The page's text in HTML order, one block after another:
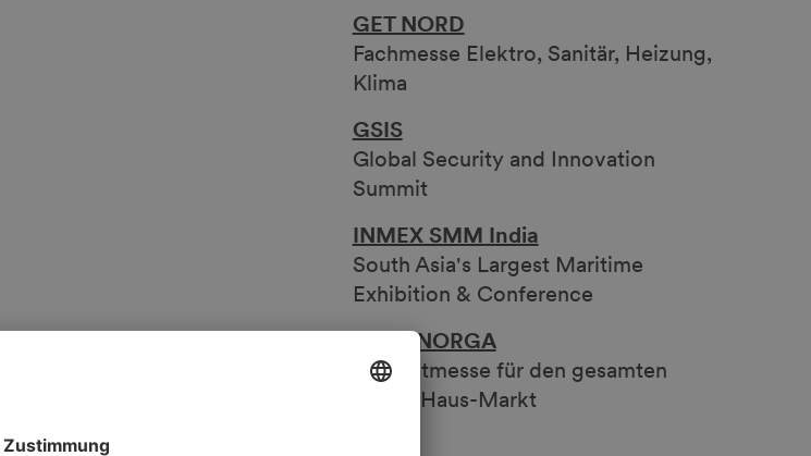
Hamburg
GET NORD
Fachmesse Elektro, Sanitär, Heizung,
Klima
GSIS
Global Security and Innovation
Summit
INMEX SMM India
South Asia's Largest Maritime
Exhibition & Conference
INTERNORGA
Die Leitmesse für den gesamten
Außer-Haus-Markt